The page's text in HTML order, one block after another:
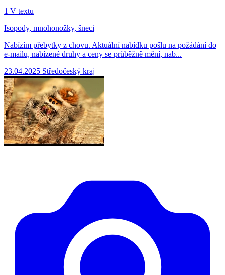
1 V textu
Isopody, mnohonožky, šneci
Nabízím přebytky z chovu. Aktuální nabídku pošlu na požádání do
e-mailu, nabízené druhy a ceny se průběžně mění, nab...
23.04.2025 Středočeský kraj